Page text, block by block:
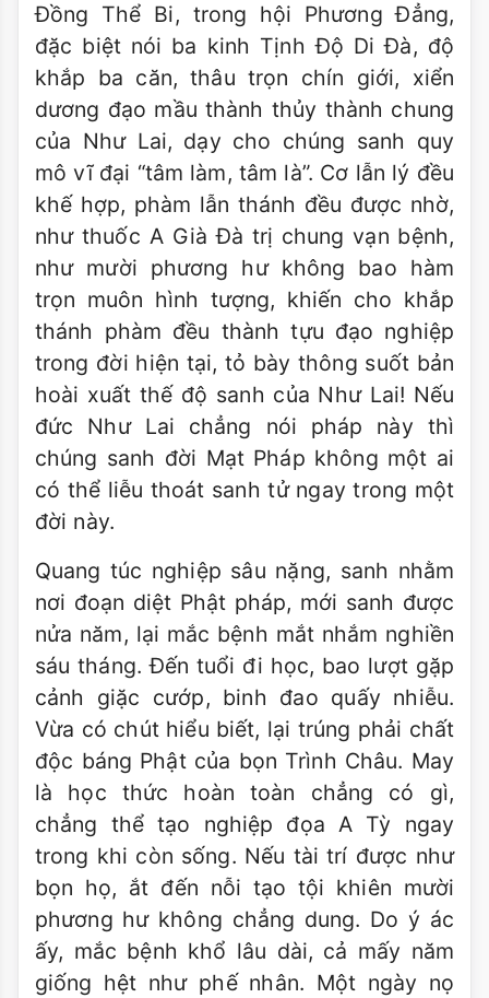
Đồng Thể Bi, trong hội Phương Đẳng,
đặc biệt nói ba kinh Tịnh Độ Di Đà, độ
khắp ba căn, thâu trọn chín giới, xiển
dương đạo mầu thành thủy thành chung
của Như Lai, dạy cho chúng sanh quy
mô vĩ đại “tâm làm, tâm là”. Cơ lẫn lý đều
khế hợp, phàm lẫn thánh đều được nhờ,
như thuốc A Già Đà trị chung vạn bệnh,
như mười phương hư không bao hàm
trọn muôn hình tượng, khiến cho khắp
thánh phàm đều thành tựu đạo nghiệp
trong đời hiện tại, tỏ bày thông suốt bản
hoài xuất thế độ sanh của Như Lai! Nếu
đức Như Lai chẳng nói pháp này thì
chúng sanh đời Mạt Pháp không một ai
có thể liễu thoát sanh tử ngay trong một
đời này.
Quang túc nghiệp sâu nặng, sanh nhằm
nơi đoạn diệt Phật pháp, mới sanh được
nửa năm, lại mắc bệnh mắt nhắm nghiền
sáu tháng. Đến tuổi đi học, bao lượt gặp
cảnh giặc cướp, binh đao quấy nhiễu.
Vừa có chút hiểu biết, lại trúng phải chất
độc báng Phật của bọn Trình Châu. May
là học thức hoàn toàn chẳng có gì,
chẳng thể tạo nghiệp đọa A Tỳ ngay
trong khi còn sống. Nếu tài trí được như
bọn họ, ắt đến nỗi tạo tội khiên mười
phương hư không chẳng dung. Do ý ác
ấy, mắc bệnh khổ lâu dài, cả mấy năm
giống hệt như phế nhân. Một ngày nọ